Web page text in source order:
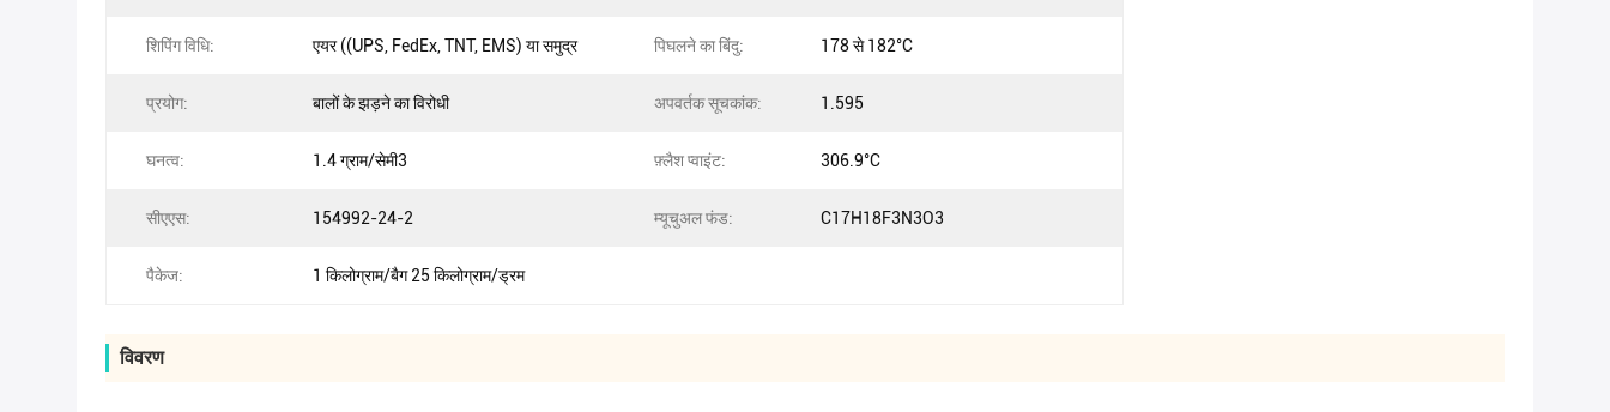
शिपिंग विधि: एयर ((UPS, FedEx, TNT, EMS) या समुद्र पिघलने का बिंदु: 178 से 182°C
प्रयोग: बालों के झड़ने का विरोधी अपवर्तक सूचकांक: 1.595
घनत्व: 1.4 ग्राम/सेमी3 फ़्लैश प्वाइंट: 306.9°C
सीएएस: 154992-24-2 म्यूचुअल फंड: C17H18F3N3O3
पैकेज: 1 किलोग्राम/बैग 25 किलोग्राम/ड्रम
विवरण